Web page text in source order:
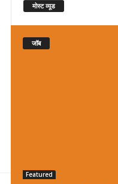
मोस्ट व्यूड
जॉब
Featured